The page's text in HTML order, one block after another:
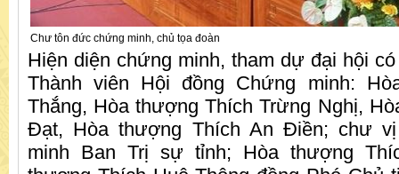
Chư tôn đức chứng minh, chủ tọa đoàn
Hiện diện chứng minh, tham dự đại hội
Thành viên Hội đồng Chứng minh:
Thắng, Hòa thượng Thích Trừng Nghị,
Đạt, Hòa thượng Thích An Điền; chư
minh Ban Trị sự tỉnh; Hòa thượng